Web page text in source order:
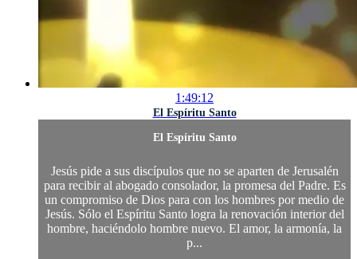
1:49:12
El Espíritu Santo
El Espíritu Santo
Jesús pide a sus discípulos que no se aparten de Jerusalén
para recibir al abogado consolador, la promesa del Padre. Es
un compromiso de Dios para con los hombres por medio de
Jesús. Sólo el Espíritu Santo logra la renovación interior del
hombre, haciéndolo hombre nuevo. El amor, la armonía, la
p...